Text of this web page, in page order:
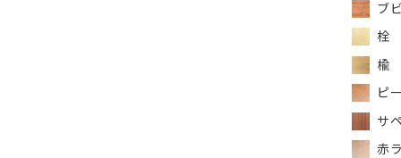
ブ
栓
楡
ピ
サ
赤